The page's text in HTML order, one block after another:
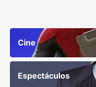
Cine
Espectáculos